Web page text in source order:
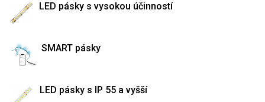
LED pásky s vysokou účinností
SMART pásky
LED pásky s IP 55 a vyšší